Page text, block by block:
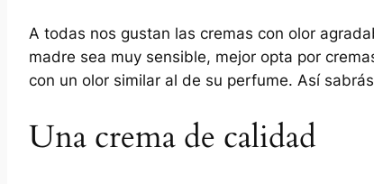
A todas nos gustan las cremas con olor
madre sea muy sensible, mejor opta por
con un olor similar al de su perfume. Así
Una crema de calidad